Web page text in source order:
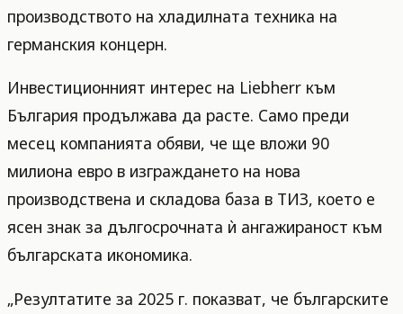
производството на хладилната техника на
германския концерн.
Инвестиционният интерес на Liebherr към
България продължава да расте. Само преди
месец компанията обяви, че ще вложи 90
милиона евро в изграждането на нова
производствена и складова база в ТИЗ, което е
ясен знак за дългосрочната ѝ ангажираност към
българската икономика.
„Резултатите за 2025 г. показват, че българските